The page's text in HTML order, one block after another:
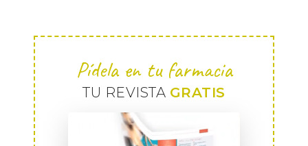
Pídela en tu farmacia
TU REVISTA GRATIS